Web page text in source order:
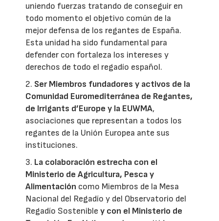
uniendo fuerzas tratando de conseguir en
todo momento el objetivo común de la
mejor defensa de los regantes de España.
Esta unidad ha sido fundamental para
defender con fortaleza los intereses y
derechos de todo el regadío español.
2. Ser Miembros fundadores y activos de la
Comunidad Euromediterránea de Regantes,
de Irrigants d’Europe y la EUWMA,
asociaciones que representan a todos los
regantes de la Unión Europea ante sus
instituciones.
3. La colaboración estrecha con el
Ministerio de Agricultura, Pesca y
Alimentación como Miembros de la Mesa
Nacional del Regadío y del Observatorio del
Regadío Sostenibley con el Ministerio de